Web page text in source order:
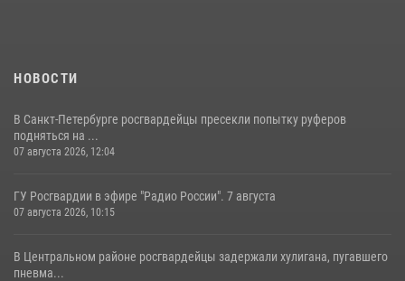
НОВОСТИ
В Санкт-Петербурге росгвардейцы пресекли попытку руферов
подняться на ...
07 августа 2026, 12:04
ГУ Росгвардии в эфире "Радио России". 7 августа
07 августа 2026, 10:15
В Центральном районе росгвардейцы задержали хулигана, пугавшего
пневма...